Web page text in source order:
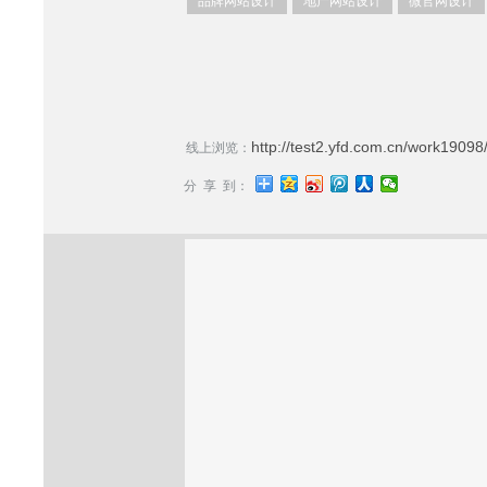
线上浏览： http://test2.yfd.com.cn/work19098/
分 享 到：